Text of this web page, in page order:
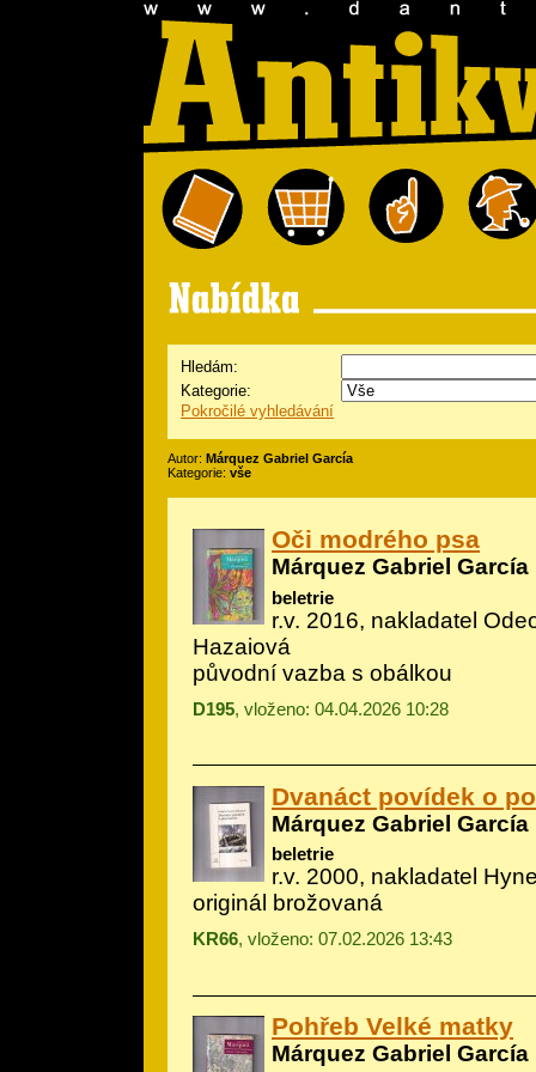
Hledám:
Kategorie:
Pokročilé vyhledávání
Autor: Márquez Gabriel García
Kategorie: vše
Oči modrého psa
Márquez Gabriel García
beletrie
r.v. 2016, nakladatel
Hazaiová
původní vazba s obálkou
D195, vloženo: 04.04.2026 10:28
Dvanáct povídek o
Márquez Gabriel García
beletrie
r.v. 2000, nakladatel
originál brožovaná
KR66, vloženo: 07.02.2026 13:43
Pohřeb Velké matky
Márquez Gabriel García